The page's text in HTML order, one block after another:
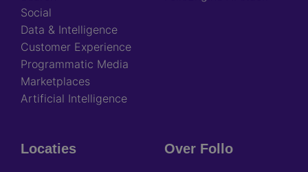
Social
Data & Intelligence
Customer Experience
Programmatic Media
Marketplaces
Artificial Intelligence
Locaties Over Follo